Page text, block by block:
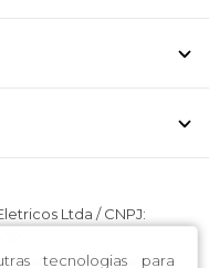
tecnologias para
Ltda / CNPJ:
Santa Catarina.